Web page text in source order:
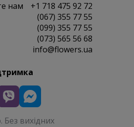
нам
+1 718 475 92 72
(067) 355 77 55
(099) 355 77 55
(073) 565 56 68
info@flowers.ua
Без вихідних